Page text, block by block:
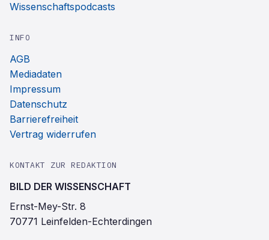
Wissenschaftspodcasts
INFO
AGB
Mediadaten
Impressum
Datenschutz
Barrierefreiheit
Vertrag widerrufen
KONTAKT ZUR REDAKTION
BILD DER WISSENSCHAFT
Ernst-Mey-Str. 8
70771 Leinfelden-Echterdingen